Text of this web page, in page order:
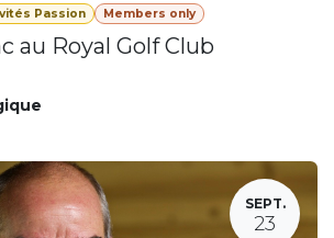
Passion Members only
au Royal Golf Club
SEPT.
23